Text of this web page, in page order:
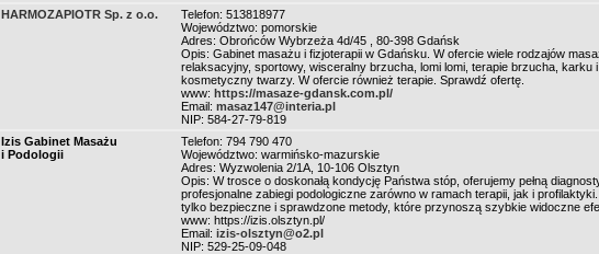
HARMOZAPIOTR Sp. z o.o.
Telefon: 513818977
Województwo: pomorskie
Adres: Obrońców Wybrzeża 4d/45 , 80-398 Gdańsk
Opis: Gabinet masażu i fizjoterapii w Gdańsku. W ofercie wiele rodzajów
relaksacyjny, sportowy, wisceralny brzucha, lomi lomi, terapie brzucha, karku i
kosmetyczny twarzy. W ofercie również terapie. Sprawdź ofertę.
www: https://masaze-gdansk.com.pl/
Email: masaz147@interia.pl
NIP: 584-27-79-819
Izis Gabinet Masażu
i Podologii
Telefon: 794 790 470
Województwo: warmińsko-mazurskie
Adres: Wyzwolenia 2/1A, 10-106 Olsztyn
Opis: W trosce o doskonałą kondycję Państwa stóp, oferujemy pełną
profesjonalne zabiegi podologiczne zarówno w ramach terapii, jak i
tylko bezpieczne i sprawdzone metody, które przynoszą szybkie widoczne
www: https://izis.olsztyn.pl/
Email: izis-olsztyn@o2.pl
NIP: 529-25-09-048